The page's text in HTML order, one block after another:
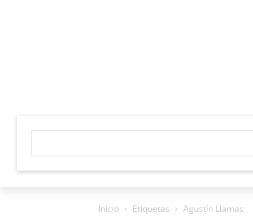
Inicio Etiquetas Agustín Llamas